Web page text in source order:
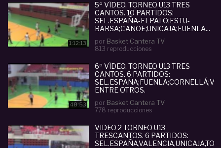
1:12:13
5º VÍDEO. TORNEO U13 TRES
CANTOS. 10 PARTIDOS:
SEL.ESPAÑA-ELPALO;ESTU-
BARSA;CANOE;UNICAJA;FUENLA...
por Basket Cantera TV
813 reproducciones
48:53
6º VÍDEO. TORNEO U13 TRES
CANTOS. 6 PARTIDOS:
ENTRE OTROS.
por Basket Cantera TV
778 reproducciones
VÍDEO 2 TORNEO U13
TRESCANTOS. 6 PARTIDOS: